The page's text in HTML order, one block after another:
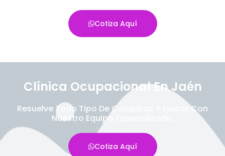
Cotiza Aquí
Clínica Ocupacional En Jaén
Resuelve Todo Tipo De Consultas Y Dudas Con
Nuestro Equipo Especializado.
Cotiza Aquí